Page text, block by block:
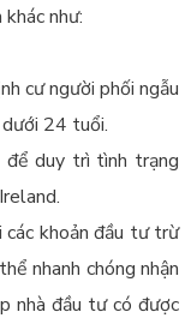
như:
cư người phối ngẫu
24 tuổi.
để duy trì tình trạng
các khoản đầu tư trừ
nhanh chóng nhận
nhà đầu tư có được